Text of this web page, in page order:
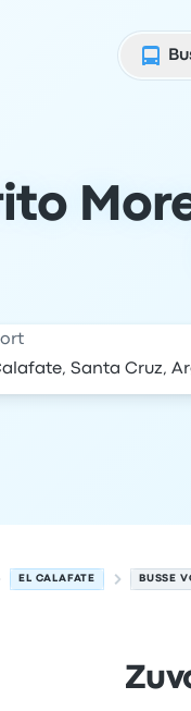
EL CALAFATE BUSSE